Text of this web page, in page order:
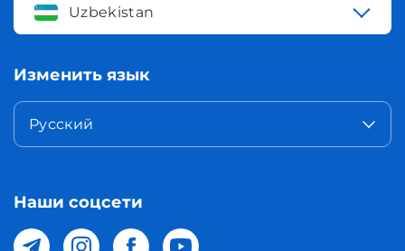
Uzbekistan
Изменить язык
Русский
Наши соцсети